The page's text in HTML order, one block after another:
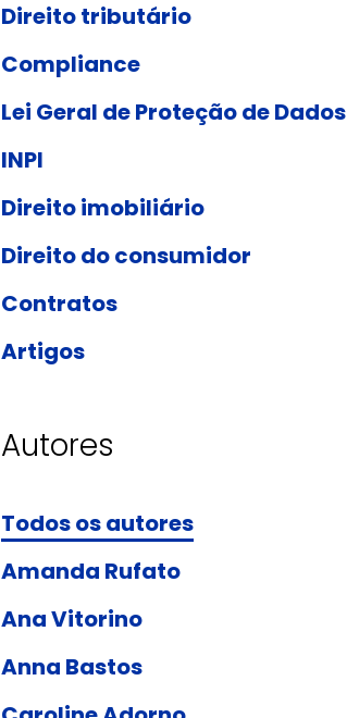
Direito tributário
Compliance
Lei Geral de Proteção de Dados
INPI
Direito imobiliário
Direito do consumidor
Contratos
Artigos
Autores
Todos os autores
Amanda Rufato
Ana Vitorino
Anna Bastos